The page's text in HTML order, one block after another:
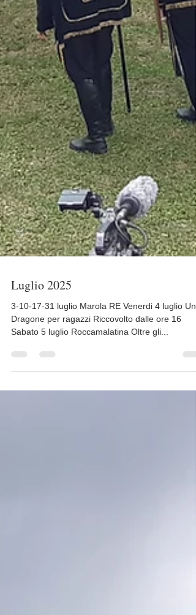
Luglio 2025
3-10-17-31 luglio Marola RE Venerdi 4 luglio Un
Dragone per ragazzi Riccovolto dalle ore 16